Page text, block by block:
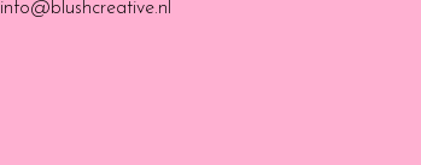
info@blushcreative.nl